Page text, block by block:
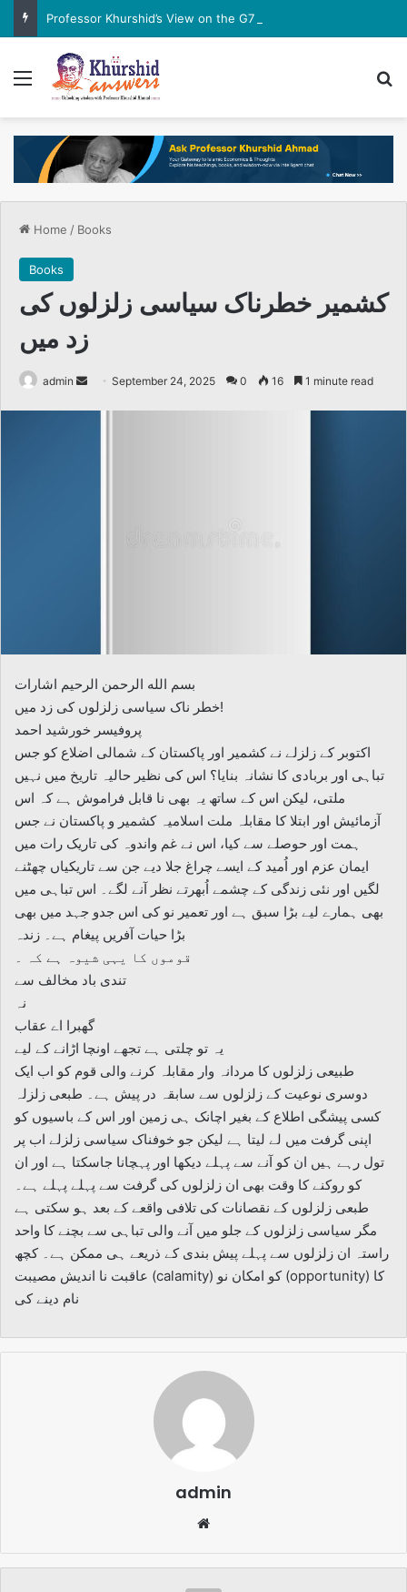
Professor Khurshid’s View on the G7 Meeting
Menu
Home / Books
Books
کشمیر خطرناک سیاسی زلزلوں کی
زد میں
admin
Send September 24, 2025 0 16 1 minute read
بسم الله الرحمن الرحیم اشارات
خطر ناک سیاسی زلزلوں کی زد میں!
پروفیسر خورشید احمد
اکتوبر کے زلزلے نے کشمیر اور پاکستان کے شمالی اضلاع کو جس
تباہی اور بربادی کا نشانہ بنایا؟ اس کی نظیر حالیہ تاریخ میں نہیں
ملتی، لیکن اس کے ساتھ یہ بھی نا قابل فراموش ہے کہ اس
آزمائیش اور ابتلا کا مقابلہ ملت اسلامیہ کشمیر و پاکستان نے جس
ہمت اور حوصلے سے کیا، اس نے غم واندوہ کی تاریک رات میں
ایمان عزم اور اُمید کے ایسے چراغ جلا دیے جن سے تاریکیاں چھٹنے
لگیں اور نئی زندگی کے چشمے اُبھرتے نظر آنے لگے۔ اس تباہی میں
بھی ہمارے لیے بڑا سبق ہے اور تعمیر نو کی اس جدو جہد میں بھی
بڑا حیات آفریں پیغام ہے۔ زندہ
قوموں کا یہی شیوہ ہے کہ ۔
تندی باد مخالف سے
نہ
گھبرا اے عقاب
یہ تو چلتی ہے تجھے اونچا اڑانے کے لیے
طبیعی زلزلوں کا مردانہ وار مقابلہ کرنے والی قوم کو اب ایک
دوسری نوعیت کے زلزلوں سے سابقہ در پیش ہے۔ طبعی زلزلہ
کسی پیشگی اطلاع کے بغیر اچانک ہی زمین اور اس کے باسیوں کو
اپنی گرفت میں لے لیتا ہے لیکن جو خوفناک سیاسی زلزلے اب پر
تول رہے ہیں ان کو آنے سے پہلے دیکھا اور پہچانا جاسکتا ہے اور ان
کو روکنے کا وقت بھی ان زلزلوں کی گرفت سے پہلے پہلے ہے۔
طبعی زلزلوں کے نقصانات کی تلافی واقعے کے بعد ہو سکتی ہے
مگر سیاسی زلزلوں کے جلو میں آنے والی تباہی سے بچنے کا واحد
راستہ ان زلزلوں سے پہلے پیش بندی کے ذریعے ہی ممکن ہے۔ کچھ
عاقبت نا اندیش مصیبت (calamity) کو امکان نو (opportunity) کا
نام دینے کی
admin